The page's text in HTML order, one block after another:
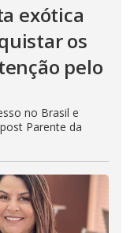
exótica
os
pelo
no Brasil e
Parente da